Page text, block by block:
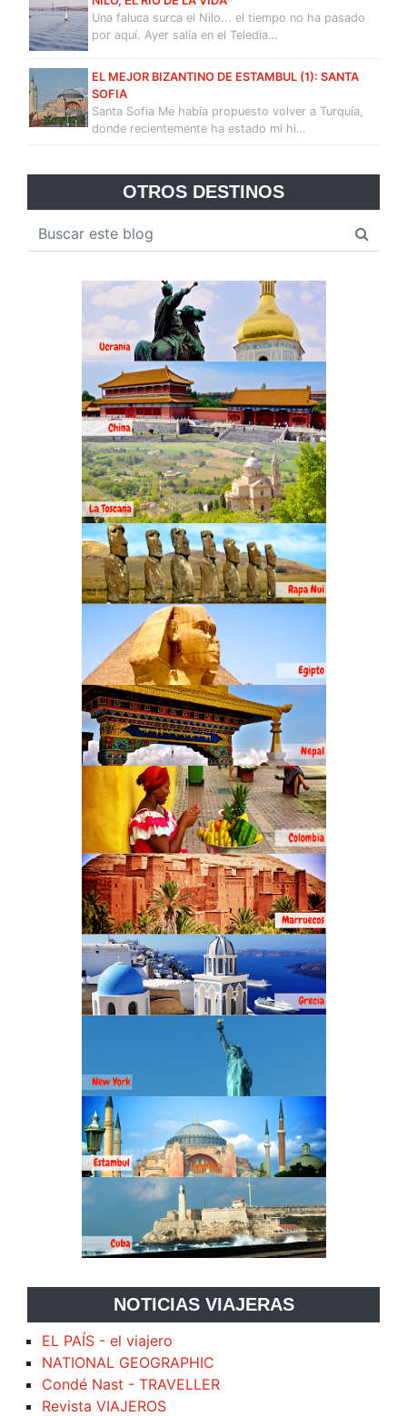
Una faluca surca el Nilo... el tiempo no ha pasado
por aquí. Ayer salía en el Teledia…
EL MEJOR BIZANTINO DE ESTAMBUL (1): SANTA
SOFIA
Santa Sofia Me había propuesto volver a Turquía,
donde recientemente ha estado mi hi…
OTROS DESTINOS
NOTICIAS VIAJERAS
EL PAÍS - el viajero
NATIONAL GEOGRAPHIC
Condé Nast - TRAVELLER
Revista VIAJEROS